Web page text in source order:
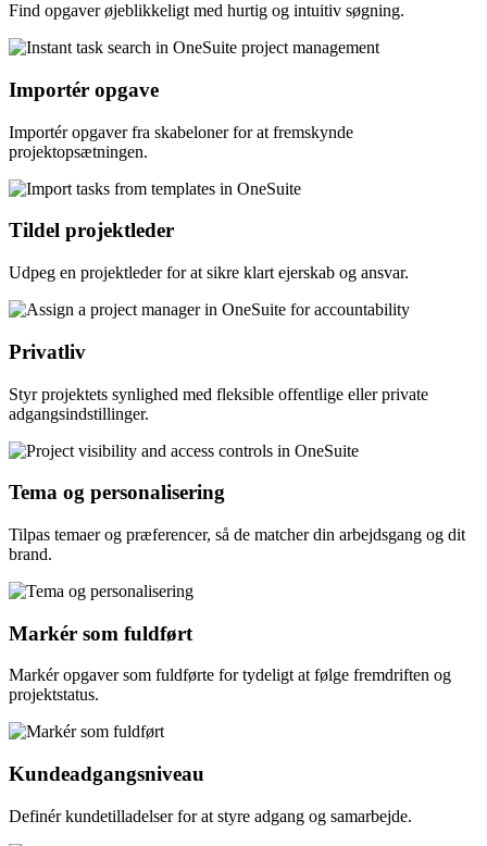
Find opgaver øjeblikkeligt med hurtig og intuitiv søgning.
Importér opgave
Importér opgaver fra skabeloner for at fremskynde
projektopsætningen.
Tildel projektleder
Udpeg en projektleder for at sikre klart ejerskab og ansvar.
Privatliv
Styr projektets synlighed med fleksible offentlige eller private
adgangsindstillinger.
Tema og personalisering
Tilpas temaer og præferencer, så de matcher din arbejdsgang og dit
brand.
Markér som fuldført
Markér opgaver som fuldførte for tydeligt at følge fremdriften og
projektstatus.
Kundeadgangsniveau
Definér kundetilladelser for at styre adgang og samarbejde.